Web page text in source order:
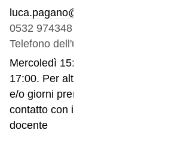
luca.pagano@unife.it
0532 974348
Telefono dell'ufficio
Mercoledì 15:00-
17:00. Per altri orari
e/o giorni prendere
contatto con il
docente